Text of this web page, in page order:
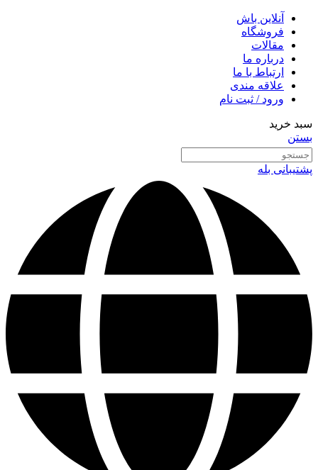
آنلاین باش
فروشگاه
مقالات
درباره ما
ارتباط با ما
علاقه مندی
ورود / ثبت نام
سبد خرید
بستن
پشتیبانی بله